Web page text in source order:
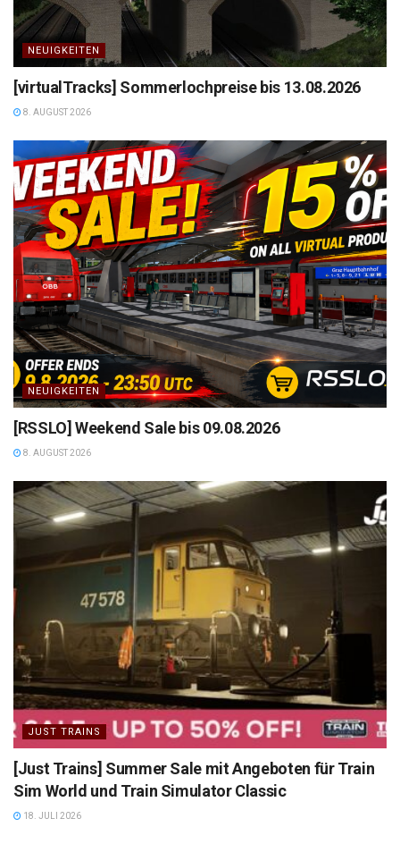
NEUIGKEITEN
[virtualTracks] Sommerlochpreise bis 13.08.2026
8. AUGUST 2026
NEUIGKEITEN
[RSSLO] Weekend Sale bis 09.08.2026
8. AUGUST 2026
JUST TRAINS
[Just Trains] Summer Sale mit Angeboten für Train
Sim World und Train Simulator Classic
18. JULI 2026